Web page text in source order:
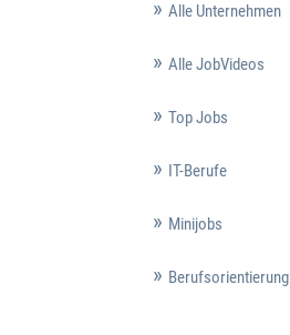
Alle Unternehmen
Alle JobVideos
Top Jobs
IT-Berufe
Minijobs
Berufsorientierung